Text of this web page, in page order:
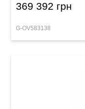
369 392 грн
G-OV583138